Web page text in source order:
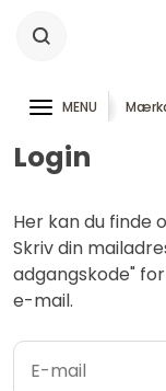
MENU
Login
Her kan du finde
Skriv din
adgangskode"
e-mail.